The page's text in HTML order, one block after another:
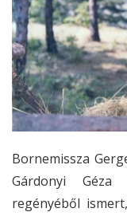
Bornemissza
Gárdonyi
regényéből